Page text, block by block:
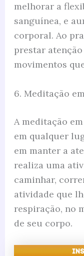
melhorar a
sanguínea, e
corporal. Ao
prestar
movimentos
6. Meditação
A meditação
em qualquer
em manter a
realiza uma
caminhar,
atividade que
respiração, no
de seu corpo.